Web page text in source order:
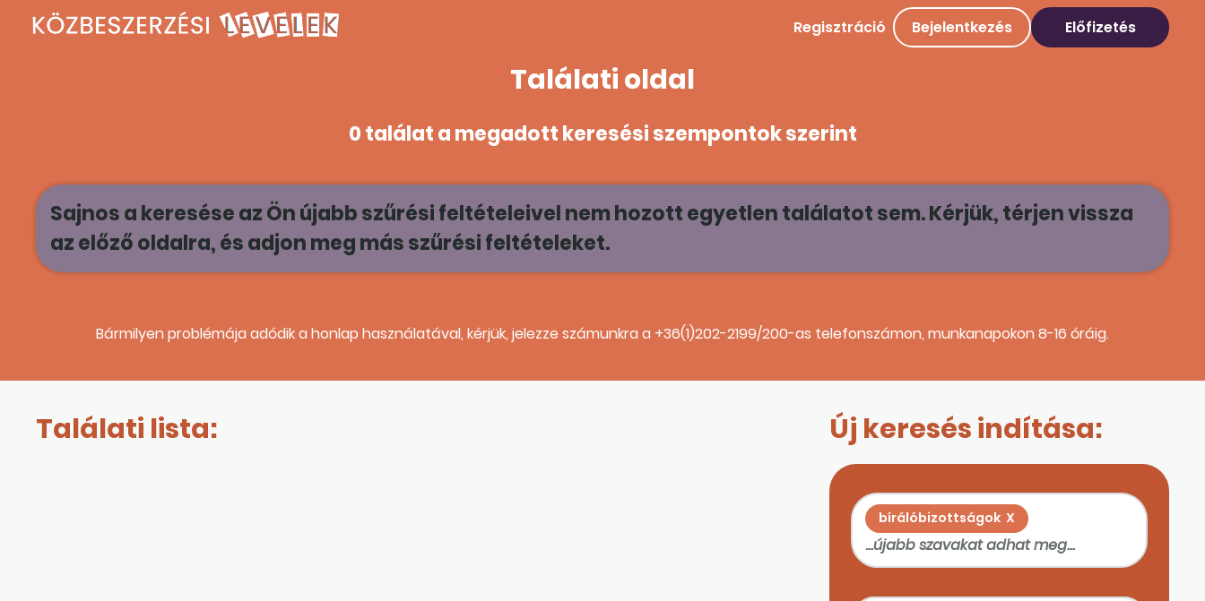
Regisztráció Bejelentkezés Előfizetés
Találati oldal
0 találat a megadott keresési szempontok szerint
Sajnos a keresése az Ön újabb szűrési feltételeivel nem hozott egyetlen találatot sem. Kérjük, térjen vissza
az előző oldalra, és adjon meg más szűrési feltételeket.
Bármilyen problémája adódik a honlap használatával, kérjük, jelezze számunkra a +36(1)202-2199/200-as telefonszámon, munkanapokon 8-16 óráig.
Találati lista: Új keresés indítása:
bírálóbizottságok X